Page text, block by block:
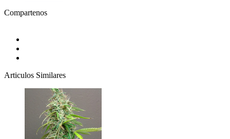
Compartenos
Articulos Similares